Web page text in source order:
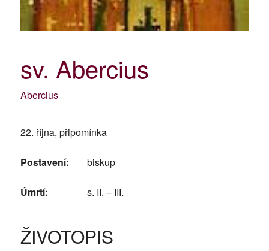
sv. Abercius
Abercius
22. října, připomínka
Postavení: biskup
Úmrtí: s. II. – III.
ŽIVOTOPIS